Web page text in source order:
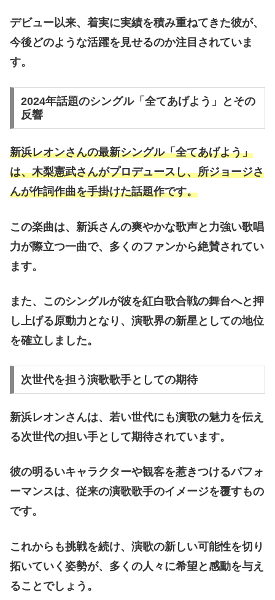
デビュー以来、着実に実績を積み重ねてきた彼が、
今後どのような活躍を見せるのか注目されていま
す。
2024年話題のシングル「全てあげよう」とその
反響
新浜レオンさんの最新シングル「全てあげよう」
は、木梨憲武さんがプロデュースし、所ジョージさ
んが作詞作曲を手掛けた話題作です。
この楽曲は、新浜さんの爽やかな歌声と力強い歌唱
力が際立つ一曲で、多くのファンから絶賛されてい
ます。
また、このシングルが彼を紅白歌合戦の舞台へと押
し上げる原動力となり、演歌界の新星としての地位
を確立しました。
次世代を担う演歌歌手としての期待
新浜レオンさんは、若い世代にも演歌の魅力を伝え
る次世代の担い手として期待されています。
彼の明るいキャラクターや観客を惹きつけるパフォ
ーマンスは、従来の演歌歌手のイメージを覆すもの
です。
これからも挑戦を続け、演歌の新しい可能性を切り
拓いていく姿勢が、多くの人々に希望と感動を与え
ることでしょう。